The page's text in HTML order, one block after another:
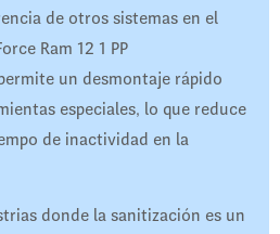
de otros sistemas en el
Ram 12 1 PP
un desmontaje rápido
especiales, lo que reduce
de inactividad en la
donde la sanitización es un